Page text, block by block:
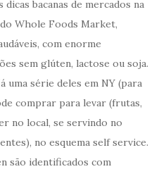
bacanas de mercados na
Whole Foods Market,
com enorme
sem glúten, lactose ou soja.
uma série deles em NY (para
comprar para levar (frutas,
no local, se servindo no
no esquema self service.
são identificados com